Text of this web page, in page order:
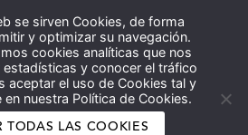
se sirven Cookies, de forma
y optimizar su navegación.
cookies analíticas que nos
estadísticas y conocer el tráfico
aceptar el uso de Cookies tal y
nuestra Política de Cookies.
TODAS LAS COOKIES
Español English